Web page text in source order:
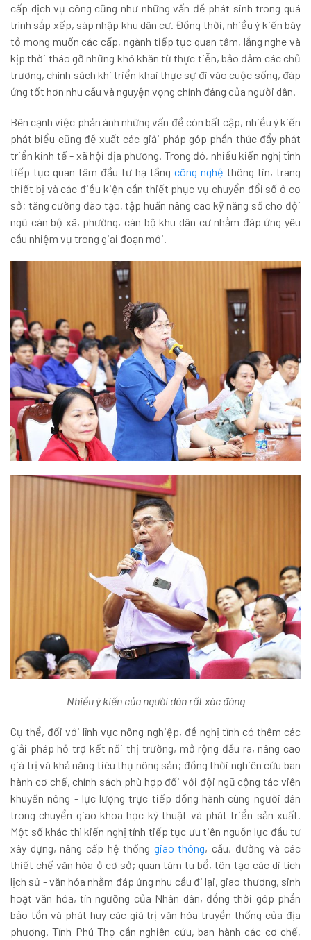
cấp dịch vụ công cũng như những vấn đề phát sinh trong quá
trình sắp xếp, sáp nhập khu dân cư. Đồng thời, nhiều ý kiến bày
tỏ mong muốn các cấp, ngành tiếp tục quan tâm, lắng nghe và
kịp thời tháo gỡ những khó khăn từ thực tiễn, bảo đảm các chủ
trương, chính sách khi triển khai thực sự đi vào cuộc sống, đáp
ứng tốt hơn nhu cầu và nguyện vọng chính đáng của người dân.
Bên cạnh việc phản ánh những vấn đề còn bất cập, nhiều ý kiến
phát biểu cũng đề xuất các giải pháp góp phần thúc đẩy phát
triển kinh tế - xã hội địa phương. Trong đó, nhiều kiến nghị tỉnh
tiếp tục quan tâm đầu tư hạ tầng công nghệ thông tin, trang
thiết bị và các điều kiện cần thiết phục vụ chuyển đổi số ở cơ
sở; tăng cường đào tạo, tập huấn nâng cao kỹ năng số cho đội
ngũ cán bộ xã, phường, cán bộ khu dân cư nhằm đáp ứng yêu
cầu nhiệm vụ trong giai đoạn mới.
Nhiều ý kiến của người dân rất xác đáng
Cụ thể, đối với lĩnh vực nông nghiệp, đề nghị tỉnh có thêm các
giải pháp hỗ trợ kết nối thị trường, mở rộng đầu ra, nâng cao
giá trị và khả năng tiêu thụ nông sản; đồng thời nghiên cứu ban
hành cơ chế, chính sách phù hợp đối với đội ngũ cộng tác viên
khuyến nông - lực lượng trực tiếp đồng hành cùng người dân
trong chuyển giao khoa học kỹ thuật và phát triển sản xuất.
Một số khác thì kiến nghị tỉnh tiếp tục ưu tiên nguồn lực đầu tư
xây dựng, nâng cấp hệ thống giao thông, cầu, đường và các
thiết chế văn hóa ở cơ sở; quan tâm tu bổ, tôn tạo các di tích
lịch sử - văn hóa nhằm đáp ứng nhu cầu đi lại, giao thương, sinh
hoạt văn hóa, tín ngưỡng của Nhân dân, đồng thời góp phần
bảo tồn và phát huy các giá trị văn hóa truyền thống của địa
phương. Tỉnh Phú Thọ cần nghiên cứu, ban hành các cơ chế,